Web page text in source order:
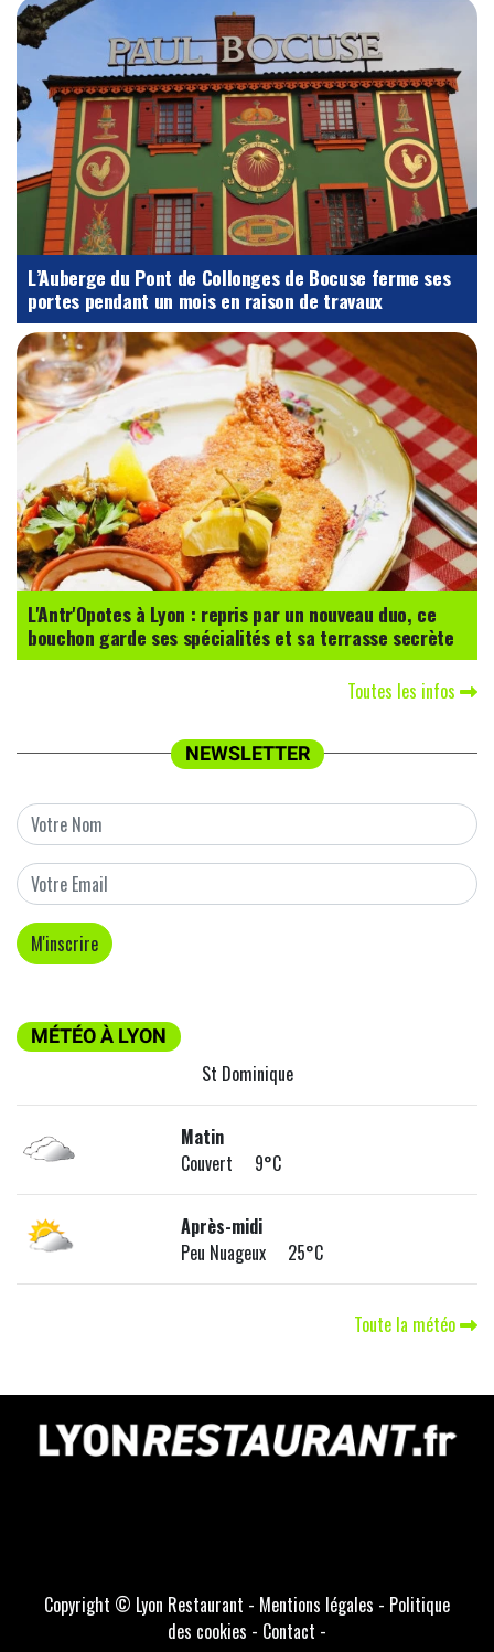
L’Auberge du Pont de Collonges de Bocuse ferme ses
portes pendant un mois en raison de travaux
L'Antr'Opotes à Lyon : repris par un nouveau duo, ce
bouchon garde ses spécialités et sa terrasse secrète
Toutes les infos
NEWSLETTER
MÉTÉO À LYON
St Dominique
Matin
Couvert 9°C
Après-midi
Peu Nuageux 25°C
Toute la météo
Copyright © Lyon Restaurant - Mentions légales - Politique
des cookies - Contact -